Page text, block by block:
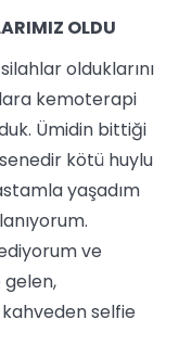
OLDU
olduklarını
kemoterapi
Ümidin bittiği
kötü huylu
yaşadım
ve
gelen,
selfie